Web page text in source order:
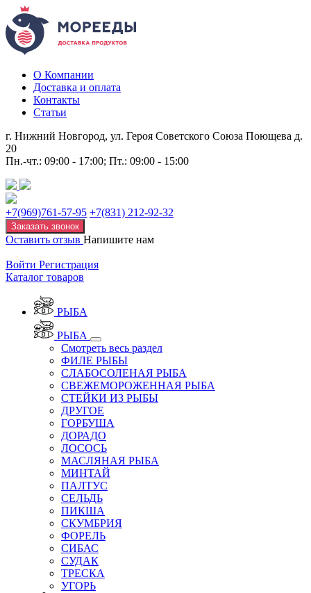
О Компании
Доставка и оплата
Контакты
Статьи
г. Нижний Новгород, ул. Героя Советского Союза Поющева д.
20
Пн.-чт.: 09:00 - 17:00; Пт.: 09:00 - 15:00
+7(969)761-57-95 +7(831) 212-92-32
Заказать звонок
Оставить отзыв Напишите нам
Войти Регистрация
Каталог товаров
РЫБА
РЫБА
Смотреть весь раздел
ФИЛЕ РЫБЫ
СЛАБОСОЛЕНАЯ РЫБА
СВЕЖЕМОРОЖЕННАЯ РЫБА
СТЕЙКИ ИЗ РЫБЫ
ДРУГОЕ
ГОРБУША
ДОРАДО
ЛОСОСЬ
МАСЛЯНАЯ РЫБА
МИНТАЙ
ПАЛТУС
СЕЛЬДЬ
ПИКША
СКУМБРИЯ
ФОРЕЛЬ
СИБАС
СУДАК
ТРЕСКА
УГОРЬ